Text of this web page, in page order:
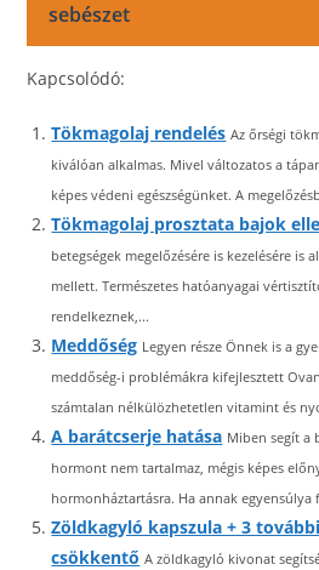
sebészet
Kapcsolódó:
Tökmagolaj rendelés Az őrségi
kiválóan alkalmas. Mivel változatos a
képes védeni egészségünket. A
Tökmagolaj prosztata bajok
betegségek megelőzésére is kezelésére is
mellett. Természetes hatóanyagai
rendelkeznek,...
Meddőség Legyen része Önnek is a
meddőség-i problémákra kifejlesztett
számtalan nélkülözhetetlen vitamint és
A barátcserje hatása Miben segít a
hormont nem tartalmaz, mégis képes
hormonháztartásra. Ha annak egyensúlya
Zöldkagyló kapszula + 3
csökkentő A zöldkagyló kivonat